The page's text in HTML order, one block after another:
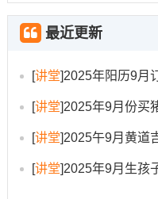
最近更新
[讲堂]2025年阳历9月订
[讲堂]2025年9月份买
[讲堂]2025午9月黄道吉
[讲堂]2025年9月生孩子